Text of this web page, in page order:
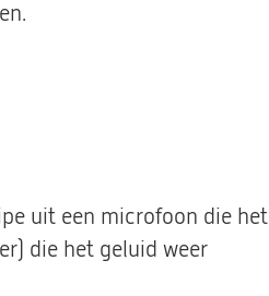
uit een microfoon die het
die het geluid weer